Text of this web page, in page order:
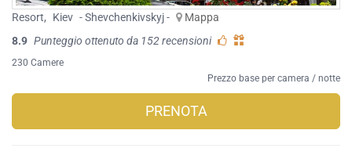
Resort, Kiev - Shevchenkivskyj -
Mappa
8.9 Punteggio ottenuto da 152 recensioni
230 Camere
Prezzo base per camera / notte
PRENOTA